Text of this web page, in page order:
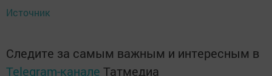
Источник
Следите за самым важным и интересным в
Telegram-канале Татмедиа